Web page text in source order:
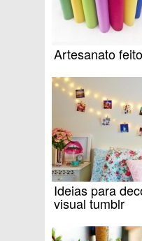
Artesanato
Ideias para
visual tumblr